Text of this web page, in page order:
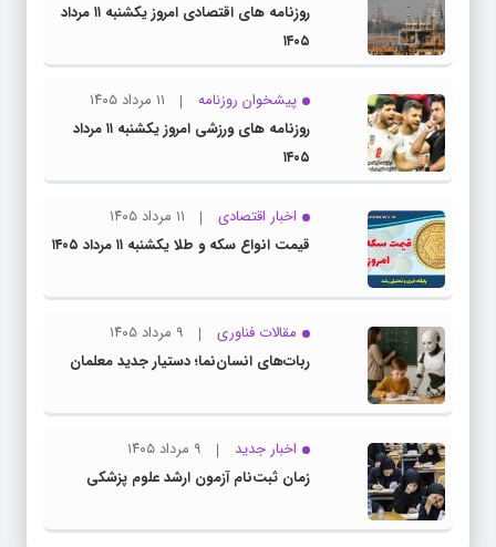
روزنامه های اقتصادی امروز یکشنبه ۱۱ مرداد
۱۴۰۵
پیشخوان روزنامه
۱۱ مرداد ۱۴۰۵
روزنامه های ورزشی امروز یکشنبه ۱۱ مرداد
۱۴۰۵
اخبار اقتصادی
۱۱ مرداد ۱۴۰۵
قیمت انواع سکه و طلا یکشنبه ۱۱ مرداد ۱۴۰۵
مقالات فناوری
۹ مرداد ۱۴۰۵
ربات‌های انسان‌نما؛ دستیار جدید معلمان
اخبار جدید
۹ مرداد ۱۴۰۵
زمان ثبت‌نام آزمون ارشد علوم پزشکی